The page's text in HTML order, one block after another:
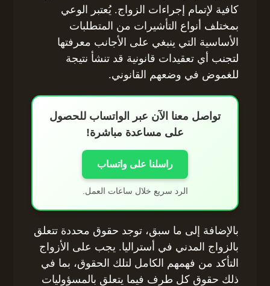
كافية لإتمام إجراءات الزواج. يُعتبر الوعي
بمختلف أنواع التأشيرات من المتطلبات
الأساسية التي ينبغي على الأجانب معرفتها
لتجنب أي تعقيدات قانونية قد تنشأ نتيجة
للغموض في وضعهم القانوني.
تواصل معنا الآن عبر الواتساب للحصول
على مساعدة مباشرة!
راسلنا على واتساب
الرد سريع خلال ساعات العمل.
بالإضافة إلى ما سبق، توجد حقوق محددة تتعلق
بالزواج المدني في أستراليا. يجب على الأزواج
التأكد من فهمهم الكامل لتلك الحقوق، بما في
ذلك حقوق كل طرف فيما يتعلق بالمسؤوليات